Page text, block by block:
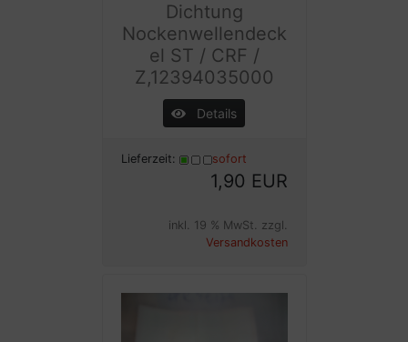
Dichtung
Nockenwellendeck
el ST / CRF /
Z,12394035000
Details
Lieferzeit: sofort
1,90 EUR
inkl. 19 % MwSt. zzgl.
Versandkosten